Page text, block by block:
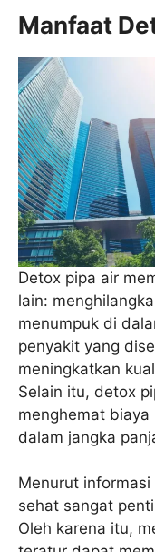
Manfaat
Detox pipa air
lain:
menumpuk di
penyakit yang
meningkatkan
Selain itu, detox
menghemat
dalam jangka
Menurut informasi
sehat sangat
Oleh karena itu,